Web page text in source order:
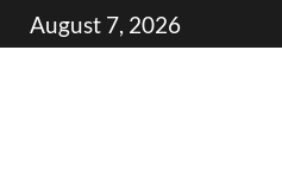
Skip
to
August 7, 2026